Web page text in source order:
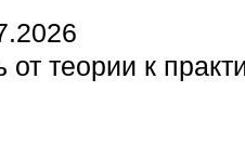
теории к